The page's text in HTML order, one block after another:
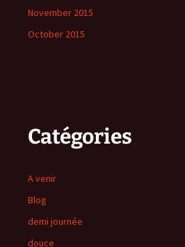
November 2015
October 2015
Catégories
A venir
Blog
demi journée
douce